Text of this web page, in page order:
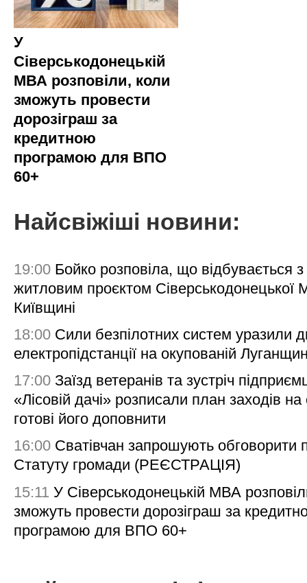
У
Сіверськодонецькій
МВА розповіли, коли
зможуть провести
дорозіграш за
кредитною
програмою для ВПО
60+
Найсвіжіші новини:
19:00 Бойко розповіла, що відбувається з
житловим проєктом Сіверськодонецької
Київщині
18:00 Сили безпілотних систем уразили
електропідстанції на окупованій
17:00 Заїзд ветеранів та зустріч
«Лісовій дачі» розписали план заходів на
готові його доповнити
16:00 Сватівчан запрошують обговорити
Статуту громади (РЕЄСТРАЦІЯ)
15:11 У Сіверськодонецькій МВА
зможуть провести дорозіграш за
програмою для ВПО 60+